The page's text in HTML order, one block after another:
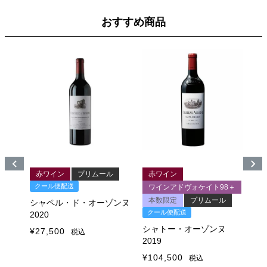
おすすめ商品
赤ワイン プリムール
クール便配送
シャペル・ド・オーゾンヌ
2020
¥27,500 税込
赤ワイン
ワインアドヴォケイト98＋
本数限定
プリムール
クール便配送
シャトー・オーゾンヌ
2019
¥104,500 税込